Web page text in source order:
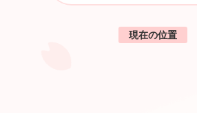
現在の位置